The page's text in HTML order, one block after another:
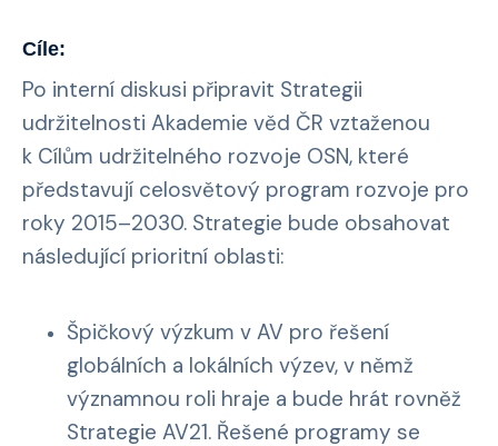
Cíle:
Po interní diskusi připravit Strategii
udržitelnosti Akademie věd ČR vztaženou
k Cílům udržitelného rozvoje OSN, které
představují celosvětový program rozvoje pro
roky 2015–2030. Strategie bude obsahovat
následující prioritní oblasti:
Špičkový výzkum v AV pro řešení
globálních a lokálních výzev, v němž
významnou roli hraje a bude hrát rovněž
Strategie AV21. Řešené programy se